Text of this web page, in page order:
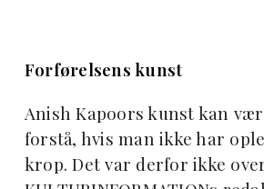
Forførelsens kunst
Anish Kapoors kunst kan
forstå, hvis man ikke har
krop. Det var derfor ikke